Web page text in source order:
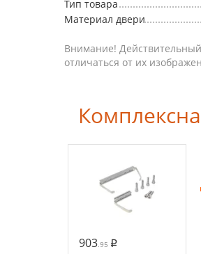
Тип товара
Материал двери
Внимание!
отличаться от их
903.95